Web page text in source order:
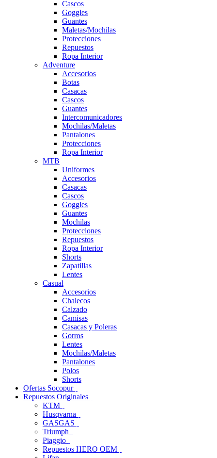
Cascos
Goggles
Guantes
Maletas/Mochilas
Protecciones
Repuestos
Ropa Interior
Adventure
Accesorios
Botas
Casacas
Cascos
Guantes
Intercomunicadores
Mochilas/Maletas
Pantalones
Protecciones
Ropa Interior
MTB
Uniformes
Accesorios
Casacas
Cascos
Goggles
Guantes
Mochilas
Protecciones
Repuestos
Ropa Interior
Shorts
Zapatillas
Lentes
Casual
Accesorios
Chalecos
Calzado
Camisas
Casacas y Poleras
Gorros
Lentes
Mochilas/Maletas
Pantalones
Polos
Shorts
Ofertas Socopur
Repuestos Originales
KTM
Husqvarna
GASGAS
Triumph
Piaggio
Repuestos HERO OEM